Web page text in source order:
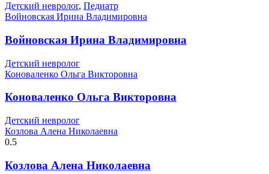
Детский невролог, Педиатр
Войновская Ирина Владимировна
Войновская Ирина Владимировна
Детский невролог
Коноваленко Ольга Викторовна
Коноваленко Ольга Викторовна
Детский невролог
Козлова Алена Николаевна
0.5
Козлова Алена Николаевна